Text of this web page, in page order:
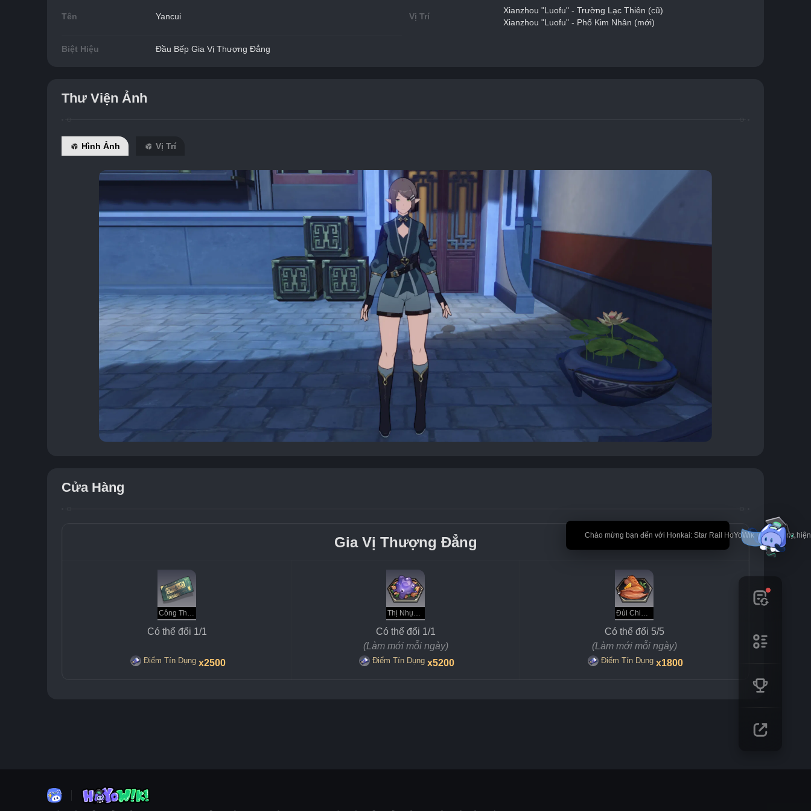
🎉 Chào mừng bạn đến với Honkai: Star Rail HoYoWiki! * Nội dung
Tên Yancui Vị Trí
Xianzhou "Luofu" - Trường Lạc Thiên (cũ)
Xianzhou "Luofu" - Phố Kim Nhân (mới)
Biệt Hiệu Đầu Bếp Gia Vị Thượng Đẳng
Thư Viện Ảnh
Hình Ảnh Vị Trí
Cửa Hàng
Gia Vị Thượng Đẳng
Công Thức: Hải Quỳ Bay Chiên
Có thể đổi 1/1
Điểm Tín Dụng x2500
Thị Nhục Xào Đường Viên
Có thể đổi 1/1
(Làm mới mỗi ngày)
Điểm Tín Dụng x5200
Đùi Chim Shantak Quay Quả Mọng
Có thể đổi 5/5
(Làm mới mỗi ngày)
Điểm Tín Dụng x1800